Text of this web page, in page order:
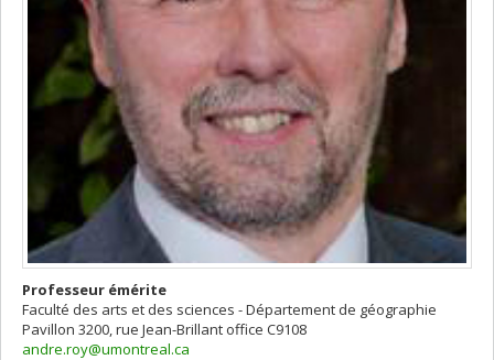
Professeur émérite
Faculté des arts et des sciences - Département de géographie
Pavillon 3200, rue Jean-Brillant office C9108
andre.roy@umontreal.ca